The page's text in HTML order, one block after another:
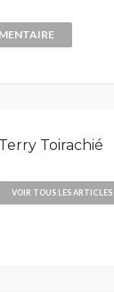
Terry Toirachié
VOIR TOUS LES ARTICLES